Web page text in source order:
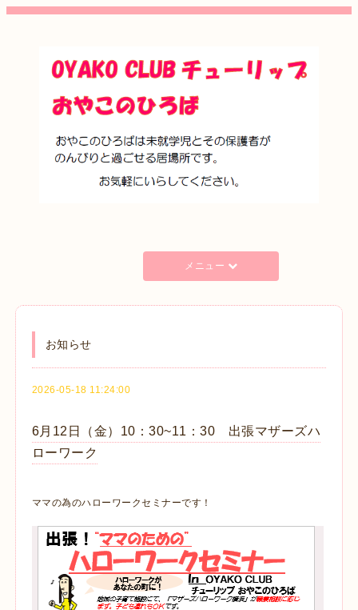
メニュー
お知らせ
2026-05-18 11:24:00
6月12日（金）10：30~11：30 出張マザーズハ
ローワーク
ママの為のハローワークセミナーです！